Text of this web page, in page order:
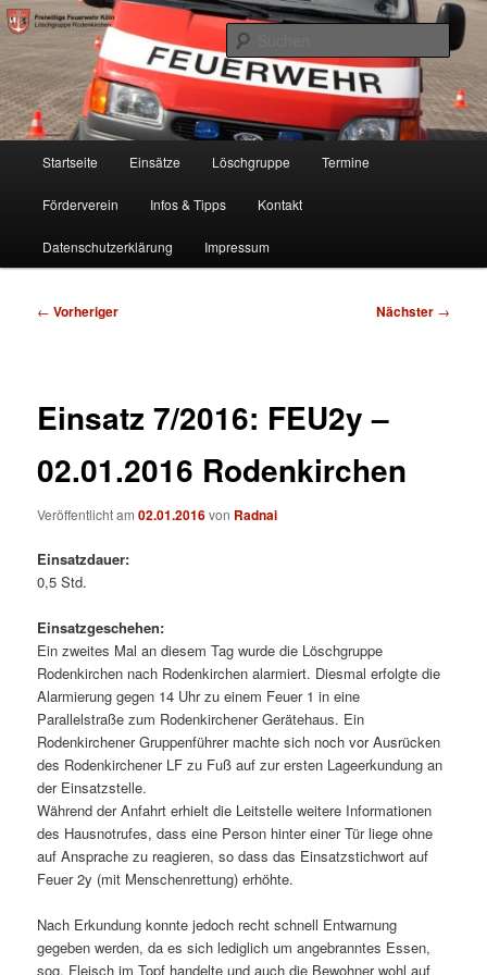
Zum
primären
Inhalt
springenFF Köln, LG RD
Freiwillige Feuerwehr Köln, Löschgruppe Rodenkirchen
Startseite Einsätze Löschgruppe Termine
Förderverein Infos & Tipps Kontakt
Datenschutzerklärung Impressum
Beitragsnavigation
← Vorheriger Nächster →
Einsatz 7/2016: FEU2y –
02.01.2016 Rodenkirchen
Veröffentlicht am02.01.2016von Radnai
Einsatzdauer:
0,5 Std.
Einsatzgeschehen:
Ein zweites Mal an diesem Tag wurde die Löschgruppe
Rodenkirchen nach Rodenkirchen alarmiert. Diesmal erfolgte die
Alarmierung gegen 14 Uhr zu einem Feuer 1 in eine
Parallelstraße zum Rodenkirchener Gerätehaus. Ein
Rodenkirchener Gruppenführer machte sich noch vor Ausrücken
des Rodenkirchener LF zu Fuß auf zur ersten Lageerkundung an
der Einsatzstelle.
Während der Anfahrt erhielt die Leitstelle weitere Informationen
des Hausnotrufes, dass eine Person hinter einer Tür liege ohne
auf Ansprache zu reagieren, so dass das Einsatzstichwort auf
Feuer 2y (mit Menschenrettung) erhöhte.
Nach Erkundung konnte jedoch recht schnell Entwarnung
gegeben werden, da es sich lediglich um angebranntes Essen,
sog. Fleisch im Topf handelte und auch die Bewohner wohl auf